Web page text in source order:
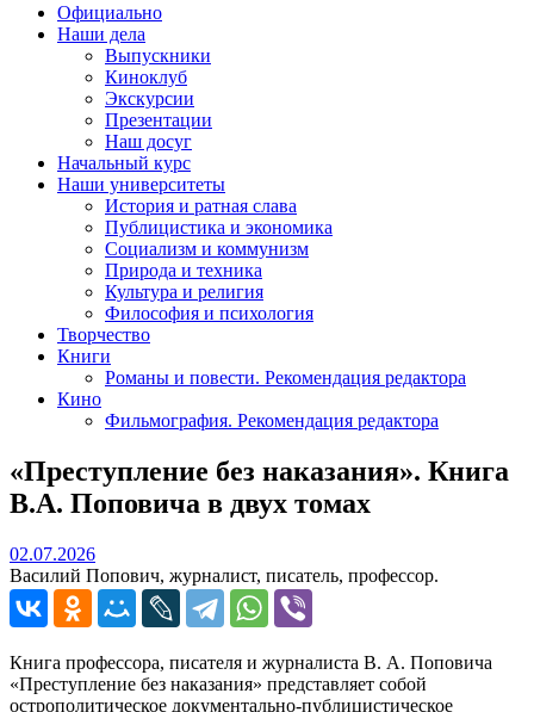
Официально
Наши дела
Выпускники
Киноклуб
Экскурсии
Презентации
Наш досуг
Начальный курс
Наши университеты
История и ратная слава
Публицистика и экономика
Социализм и коммунизм
Природа и техника
Культура и религия
Философия и психология
Творчество
Книги
Романы и повести. Рекомендация редактора
Кино
Фильмография. Рекомендация редактора
«Преступление без наказания». Книга
В.А. Поповича в двух томах
02.07.202602.07.2026
Василий Попович, журналист, писатель, профессор.
Книга профессора, писателя и журналиста В. А. Поповича
«Преступление без наказания» представляет собой
острополитическое документально-публицистическое